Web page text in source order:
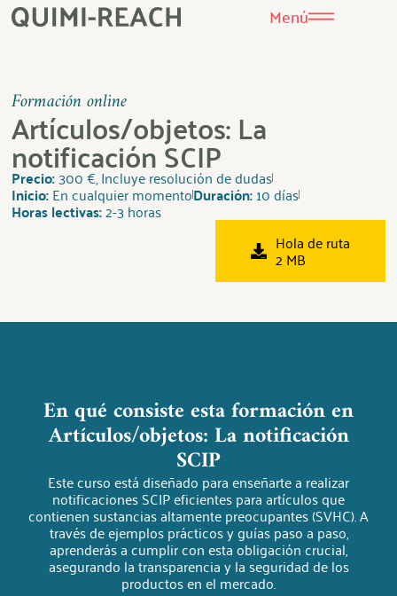
Menú
Formación online
Artículos/objetos: La
notificación SCIP
Precio:300 €, Incluye resolución de dudas
Inicio:En cualquier momentoDuración:10 días
Horas lectivas:2-3 horas
Hola de ruta
2 MB
En qué consiste esta formación en
Artículos/objetos: La notificación
SCIP
Este curso está diseñado para enseñarte a realizar
notificaciones SCIP eficientes para artículos que
contienen sustancias altamente preocupantes (SVHC). A
través de ejemplos prácticos y guías paso a paso,
aprenderás a cumplir con esta obligación crucial,
asegurando la transparencia y la seguridad de los
productos en el mercado.